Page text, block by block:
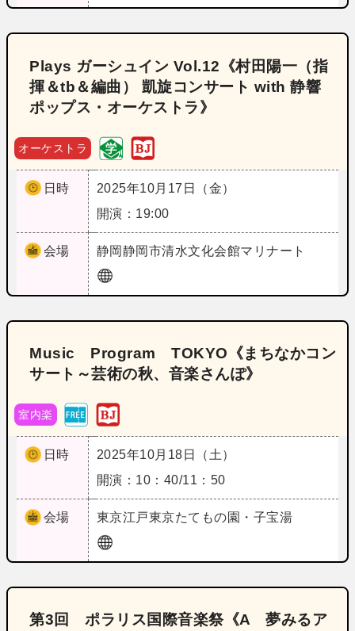
Plays ガーシュイン Vol.12《村田陽一（指
揮＆tb＆編曲） 凱旋コンサート with 静響
ポップス・オーケストラ》
オーケストラ
日時
2025年10月17日（金）
開演：19:00
会場 静岡静岡市清水文化会館マリナート
Music Program TOKYO《まちなかコン
サート～芸術の秋、音楽さんぽ》
室内楽
日時
2025年10月18日（土）
開演：10：40/11：50
会場 東京江戸東京たてもの園・子宝湯
第3回 ポラリス国際音楽祭《A 夢みるア